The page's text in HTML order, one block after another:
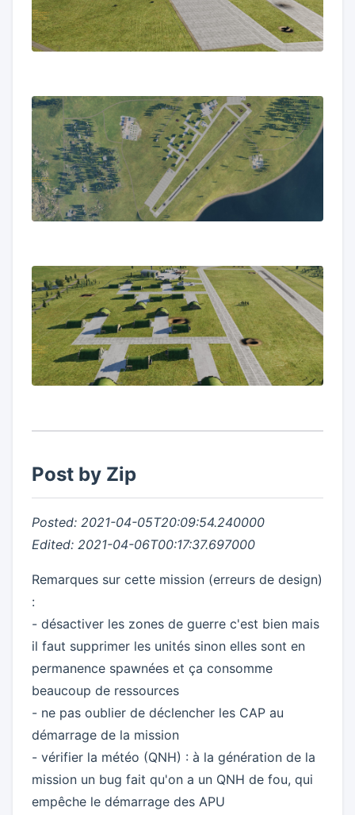
Post by Zip
Posted: 2021-04-05T20:09:54.240000
Edited: 2021-04-06T00:17:37.697000
Remarques sur cette mission (erreurs de design)
:
- désactiver les zones de guerre c'est bien mais
il faut supprimer les unités sinon elles sont en
permanence spawnées et ça consomme
beaucoup de ressources
- ne pas oublier de déclencher les CAP au
démarrage de la mission
- vérifier la météo (QNH) : à la génération de la
mission un bug fait qu'on a un QNH de fou, qui
empêche le démarrage des APU